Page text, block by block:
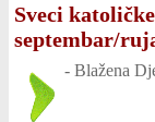
Sveci
septembar/
- Blažena